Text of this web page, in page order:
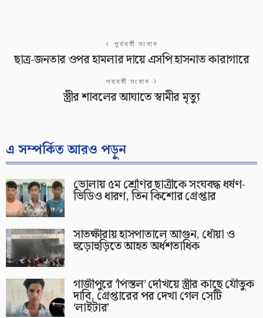
পূর্ববর্তী সংবাদ
ছাত্র-জনতার ওপর হামলার দায়ে এসপি হাসনাত কারাগারে
পরবর্তী সংবাদ
স্ত্রীর শাবলের আঘাতে স্বামীর মৃত্যু
এ সম্পর্কিত আরও পড়ুন
ভোলায় ৫ম শ্রেণির ছাত্রীকে সংঘবদ্ধ ধর্ষণ-
ভিডিও ধারণ, তিন কিশোর গ্রেপ্তার
সাতক্ষীরায় হাসপাতালে আগুন, ধোঁয়া ও
হুড়োহুড়িতে আহত অর্ধশতাধিক
গাজীপুরে ‘পিস্তল’ দেখিয়ে স্ত্রীর কাছে যৌতুক
দাবি, গ্রেপ্তারের পর দেখা গেল সেটি
‘লাইটার’